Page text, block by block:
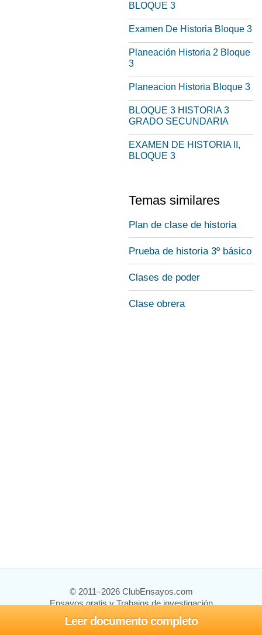
Leer documento completo
BLOQUE 3
Examen De Historia Bloque 3
Planeación Historia 2 Bloque
3
Planeacion Historia Bloque 3
BLOQUE 3 HISTORIA 3
GRADO SECUNDARIA
EXAMEN DE HISTORIA II,
BLOQUE 3
Temas similares
Plan de clase de historia
Prueba de historia 3º básico
Clases de poder
Clase obrera
© 2011–2026 ClubEnsayos.com
Ensayos gratis y Trabajos de investigación